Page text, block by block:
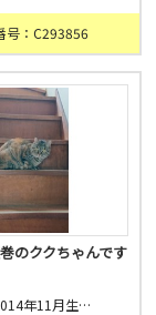
号：C293856
のククちゃんです
年11月生…